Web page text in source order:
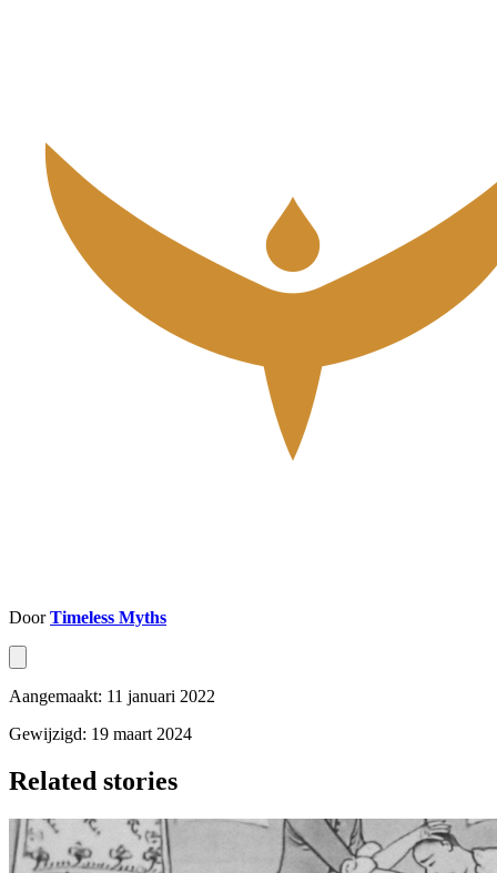
DoorTimeless Myths
Aangemaakt: 11 januari 2022
Gewijzigd: 19 maart 2024
Related stories